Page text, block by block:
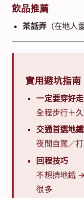
飲品推薦
茶話弄（在地人
實用避坑指南
一定要穿好
全程步行＋
交通首選地鐵
夜間自駕／
回程技巧
不想擠地鐵
很多